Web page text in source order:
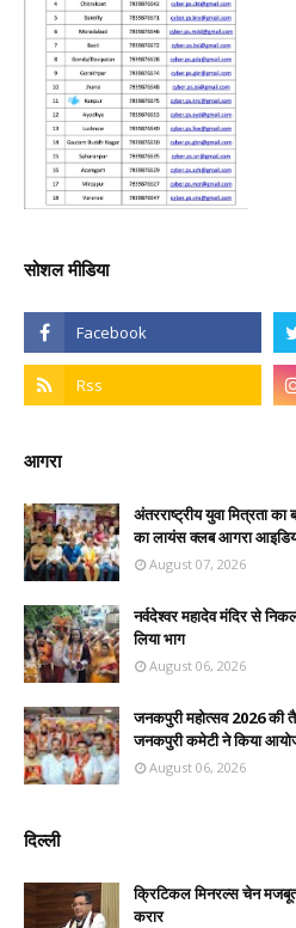
सोशल मीडिया
आगरा
अंतरराष्ट्रीय युवा मित्रता
का लायंस क्लब आगरा
August 07, 2026
नर्वदेश्वर महादेव मंदिर से
लिया भाग
August 06, 2026
जनकपुरी महोत्सव 2026 की
जनकपुरी कमेटी ने किया
August 06, 2026
दिल्ली
क्रिटिकल मिनरल्स चेन
करार